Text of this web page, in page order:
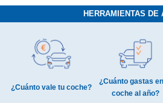
HERRAMIENTAS DE
¿Cuánto vale tu coche?
¿Cuánto gastas
coche al año?